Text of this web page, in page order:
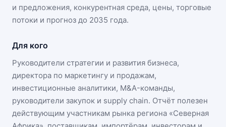
и предложения, конкурентная среда, цены, торговые
потоки и прогноз до 2035 года.
Для кого
Руководители стратегии и развития бизнеса,
директора по маркетингу и продажам,
инвестиционные аналитики, M&A-команды,
руководители закупок и supply chain. Отчёт полезен
действующим участникам рынка региона «Северная